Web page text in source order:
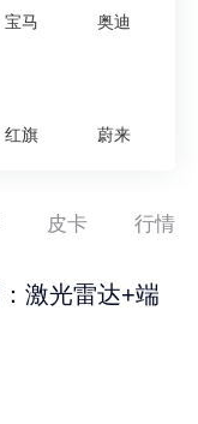
宝马 奥迪
红旗 蔚来
皮卡 行情
激光雷达+端